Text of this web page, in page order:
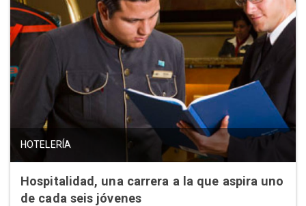
HOTELERÍA
Hospitalidad, una carrera a la que aspira uno
de cada seis jóvenes